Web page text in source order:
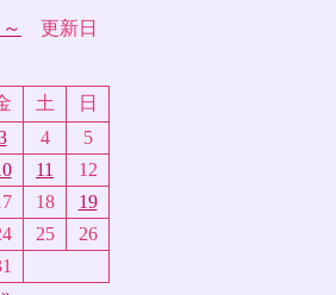
更新日
土
日
4
5
11
12
18
19
25
26